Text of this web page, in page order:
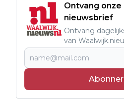
Ontvang
nieuwsbrief
Ontvang
van